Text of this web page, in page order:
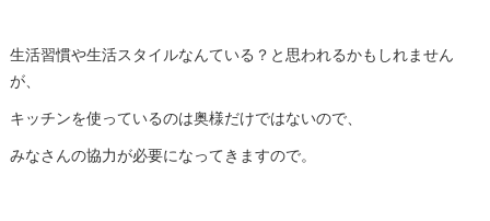
生活習慣や生活スタイルなんている？と思われるかもしれません
が、
キッチンを使っているのは奥様だけではないので、
みなさんの協力が必要になってきますので。